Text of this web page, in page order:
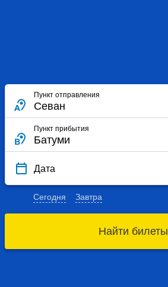
Пункт отправления
Пункт прибытия
Дата
Сегодня Завтра
Найти билеты